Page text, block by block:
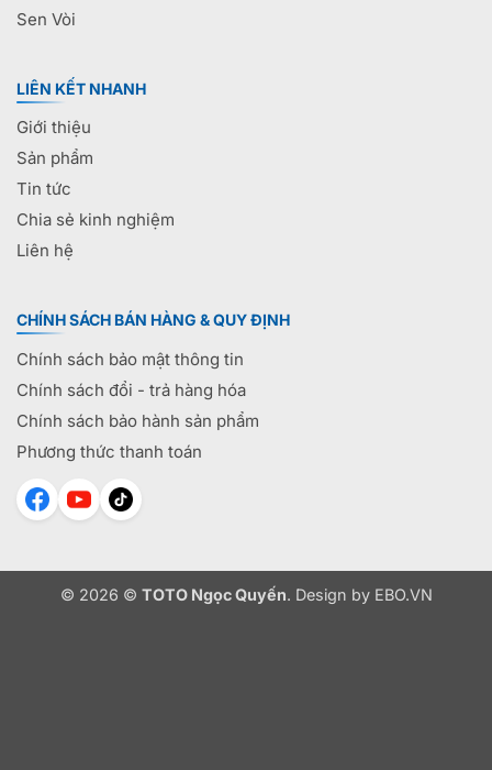
Sen Vòi
LIÊN KẾT NHANH
Giới thiệu
Sản phẩm
Tin tức
Chia sẻ kinh nghiệm
Liên hệ
CHÍNH SÁCH BÁN HÀNG & QUY ĐỊNH
Chính sách bảo mật thông tin
Chính sách đổi - trả hàng hóa
Chính sách bảo hành sản phẩm
Phương thức thanh toán
© 2026 © TOTO Ngọc Quyến. Design by EBO.VN